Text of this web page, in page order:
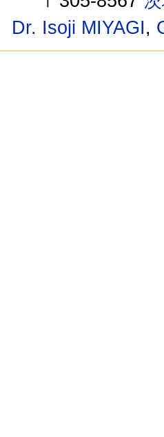
Dr. Isoji MIYAGI,